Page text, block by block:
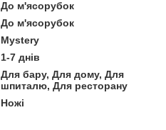
До м'ясорубок
До м'ясорубок
Mystery
1-7 днів
Для бару, Для дому, Для
шпиталю, Для ресторану
Ножі